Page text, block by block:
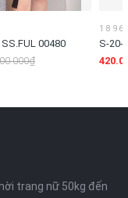
00480
S-
00420
trang nữ 50kg đến